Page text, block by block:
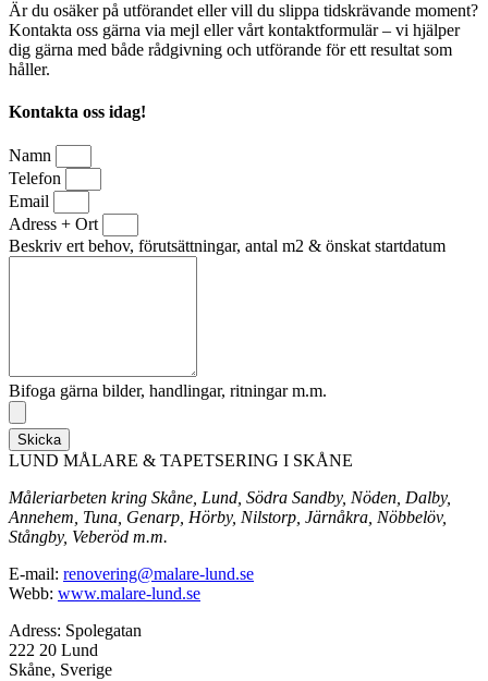
Är du osäker på utförandet eller vill du slippa tidskrävande moment?
Kontakta oss gärna via mejl eller vårt kontaktformulär – vi hjälper
dig gärna med både rådgivning och utförande för ett resultat som
håller.
Kontakta oss idag!
Namn
Telefon
Email
Adress + Ort
Beskriv ert behov, förutsättningar, antal m2 & önskat startdatum
Bifoga gärna bilder, handlingar, ritningar m.m.
Skicka
LUND MÅLARE & TAPETSERING I SKÅNE
Måleriarbeten kring Skåne, Lund, Södra Sandby, Nöden, Dalby,
Annehem, Tuna, Genarp, Hörby, Nilstorp, Järnåkra, Nöbbelöv,
Stångby, Veberöd m.m.
E-mail: renovering@malare-lund.se
Webb: www.malare-lund.se
Adress: Spolegatan
222 20 Lund
Skåne, Sverige